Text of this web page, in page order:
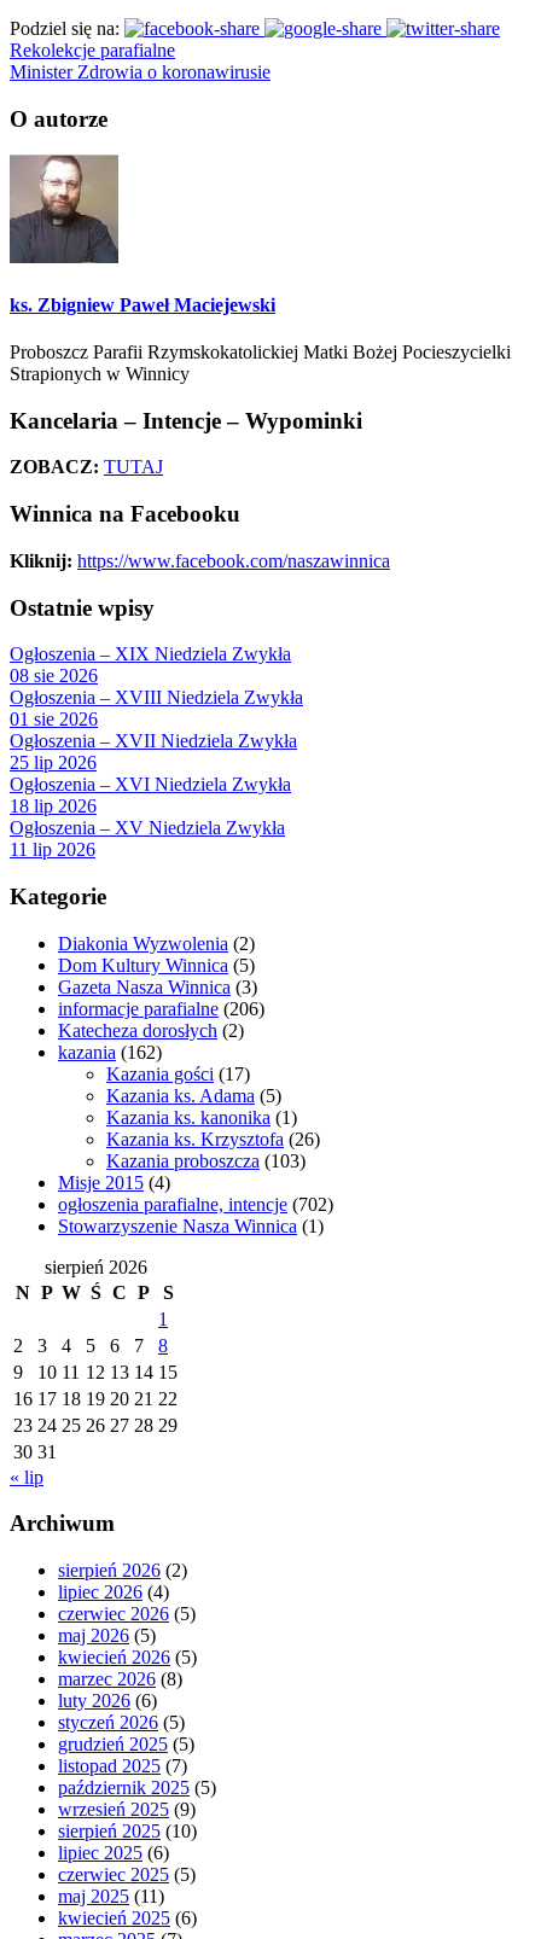
Podziel się na:
Rekolekcje parafialne
Minister Zdrowia o koronawirusie
O autorze
ks. Zbigniew Paweł Maciejewski
Proboszcz Parafii Rzymskokatolickiej Matki Bożej Pocieszycielki
Strapionych w Winnicy
Kancelaria – Intencje – Wypominki
ZOBACZ: TUTAJ
Winnica na Facebooku
Kliknij: https://www.facebook.com/naszawinnica
Ostatnie wpisy
Ogłoszenia – XIX Niedziela Zwykła
08 sie 2026
Ogłoszenia – XVIII Niedziela Zwykła
01 sie 2026
Ogłoszenia – XVII Niedziela Zwykła
25 lip 2026
Ogłoszenia – XVI Niedziela Zwykła
18 lip 2026
Ogłoszenia – XV Niedziela Zwykła
11 lip 2026
Kategorie
Diakonia Wyzwolenia (2)
Dom Kultury Winnica (5)
Gazeta Nasza Winnica (3)
informacje parafialne (206)
Katecheza dorosłych (2)
kazania (162)
Kazania gości (17)
Kazania ks. Adama (5)
Kazania ks. kanonika (1)
Kazania ks. Krzysztofa (26)
Kazania proboszcza (103)
Misje 2015 (4)
ogłoszenia parafialne, intencje (702)
Stowarzyszenie Nasza Winnica (1)
sierpień 2026
N P W Ś C P
S
1
2
3 4 5 6 7
8
9
10 11 12 13 14 15
16 17 18 19 20 21 22
23 24 25 26 27 28 29
30 31
« lip
Archiwum
sierpień 2026 (2)
lipiec 2026 (4)
czerwiec 2026 (5)
maj 2026 (5)
kwiecień 2026 (5)
marzec 2026 (8)
luty 2026 (6)
styczeń 2026 (5)
grudzień 2025 (5)
listopad 2025 (7)
październik 2025 (5)
wrzesień 2025 (9)
sierpień 2025 (10)
lipiec 2025 (6)
czerwiec 2025 (5)
maj 2025 (11)
kwiecień 2025 (6)